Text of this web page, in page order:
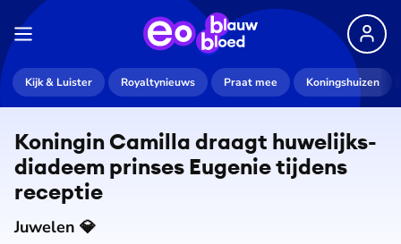
Kijk & Luister Royaltynieuws Praat mee Koningshuizen
Koningin Camilla draagt hu­we­lijks­
di­a­deem prinses Eugenie tijdens
receptie
Juwelen 💎